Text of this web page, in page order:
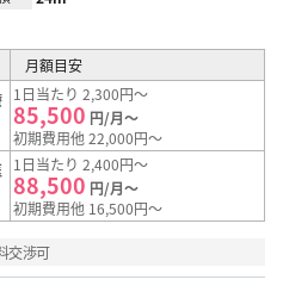
月額目安
1日当たり 2,300円～
85,500 円/月～
初期費用他 22,000円～
1日当たり 2,400円～
88,500 円/月～
初期費用他 16,500円～
交渉可